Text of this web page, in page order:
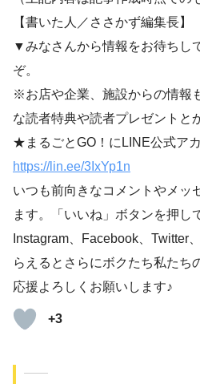
【書いた人／ささかず編集長】
▼みなさんから情報をお待ちし
ぞ。
※お店や企業、施設からの情報
な読者特典や読者プレゼントと
★まるごとGO！にLINE公式ア
https://lin.ee/3IxYp1n
いつも前向きなコメントやメッ
ます。「いいね」ボタンを押し
Instagram、Facebook、Twitter
らえるとさらにボクたち私たち
応援よろしくお願いします♪
+3